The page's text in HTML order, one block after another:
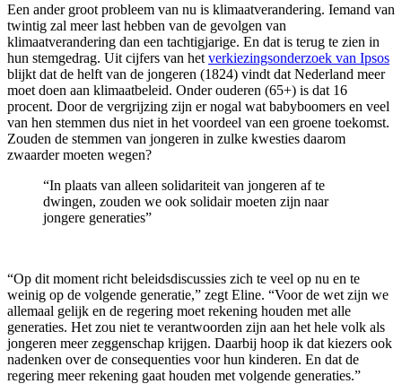
Een ander groot probleem van nu is klimaatverandering. Iemand van
twintig zal meer last hebben van de gevolgen van
klimaatverandering dan een tachtigjarige. En dat is terug te zien in
hun stemgedrag. Uit cijfers van het verkiezingsonderzoek van Ipsos
blijkt dat de helft van de jongeren (1824) vindt dat Nederland meer
moet doen aan klimaatbeleid. Onder ouderen (65+) is dat 16
procent. Door de vergrijzing zijn er nogal wat babyboomers en veel
van hen stemmen dus niet in het voordeel van een groene toekomst.
Zouden de stemmen van jongeren in zulke kwesties daarom
zwaarder moeten wegen?
“In plaats van alleen solidariteit van jongeren af te
dwingen, zouden we ook solidair moeten zijn naar
jongere generaties”
“Op dit moment richt beleidsdiscussies zich te veel op nu en te
weinig op de volgende generatie,” zegt Eline. “Voor de wet zijn we
allemaal gelijk en de regering moet rekening houden met alle
generaties. Het zou niet te verantwoorden zijn aan het hele volk als
jongeren meer zeggenschap krijgen. Daarbij hoop ik dat kiezers ook
nadenken over de consequenties voor hun kinderen. En dat de
regering meer rekening gaat houden met volgende generaties.”